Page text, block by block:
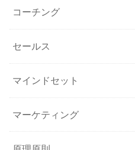
コーチング
セールス
マインドセット
マーケティング